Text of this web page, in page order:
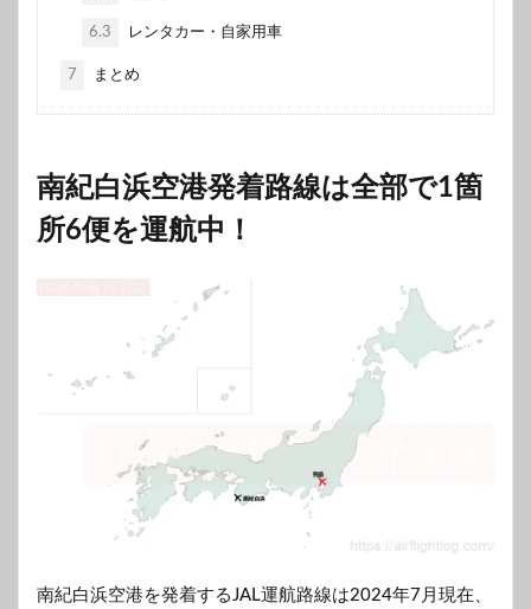
6.3 レンタカー・自家用車
7 まとめ
南紀白浜空港発着路線は全部で1箇
所6便を運航中！
南紀白浜空港を発着するJAL運航路線は2024年7月現在、